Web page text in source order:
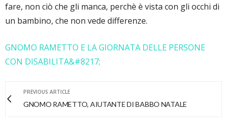
fare, non ciò che gli manca, perchè è vista con gli occhi di
un bambino, che non vede differenze.
GNOMO RAMETTO E LA GIORNATA DELLE PERSONE
CON DISABILITA&#8217;
PREVIOUS ARTICLE
GNOMO RAMETTO, AIUTANTE DI BABBO NATALE